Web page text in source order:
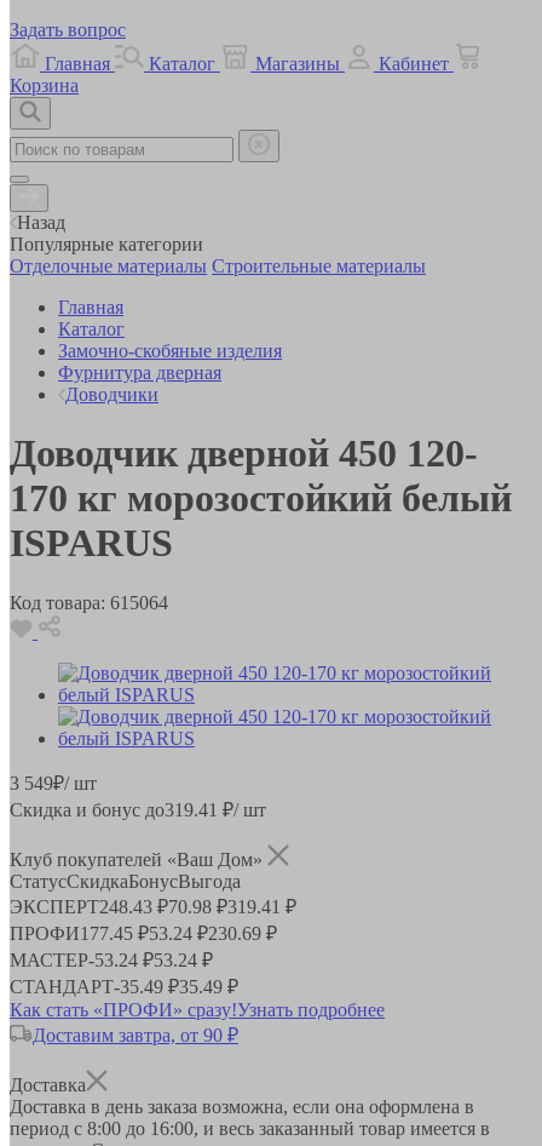
Задать вопрос
Главная
Каталог Магазины
Кабинет
Корзина
Назад
Популярные категории
Отделочные материалы Строительные материалы
Главная
Каталог
Замочно-скобяные изделия
Фурнитура дверная
Доводчики
Доводчик дверной 450 120-
170 кг морозостойкий белый
ISPARUS
Код товара: 615064
3 549₽/ шт
Скидка и бонус до319.41 ₽/ шт
Клуб покупателей «Ваш Дом»
СтатусСкидкаБонусВыгода
ЭКСПЕРТ248.43 ₽70.98 ₽319.41 ₽
ПРОФИ177.45 ₽53.24 ₽230.69 ₽
МАСТЕР-53.24 ₽53.24 ₽
СТАНДАРТ-35.49 ₽35.49 ₽
Как стать «ПРОФИ» сразу!Узнать подробнее
Доставим завтра, от 90 ₽
Доставка
Доставка в день заказа возможна, если она оформлена в
период с 8:00 до 16:00, и весь заказанный товар имеется в